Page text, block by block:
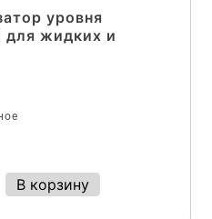
уровня
для жидких и
В корзину